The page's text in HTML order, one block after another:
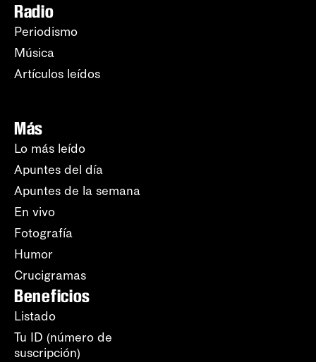
Radio
Periodismo
Música
Artículos leídos
Más
Lo más leído
Apuntes del día
Apuntes de la semana
En vivo
Fotografía
Humor
Crucigramas
Beneficios
Listado
Tu ID (número de
suscripción)